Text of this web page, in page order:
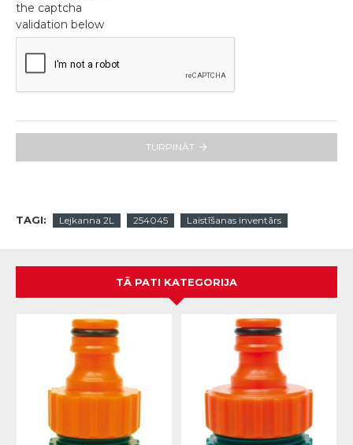
the captcha
validation below
TURPINĀT
TAGI: Lejkanna 2L 254045 Laistīšanas inventārs
TĀ PATI KATEGORIJA